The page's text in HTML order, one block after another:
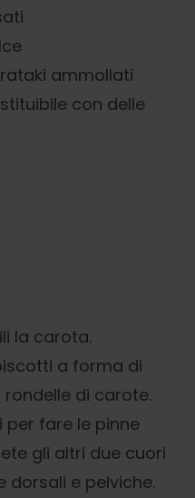
ammollati
con delle
la carota.
a forma di
di carote.
per fare le pinne
gli altri due cuori
dorsali e pelviche.